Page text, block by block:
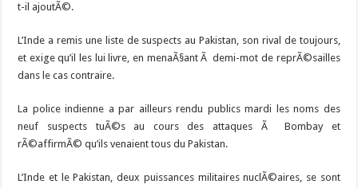
t-il ajoutÃ©.
L’Inde a remis une liste de suspects au Pakistan, son rival de toujours,
et exige qu’il les lui livre, en menaÃ§ant Ã demi-mot de reprÃ©sailles
dans le cas contraire.
La police indienne a par ailleurs rendu publics mardi les noms des
neuf suspects tuÃ©s au cours des attaques Ã Bombay et
rÃ©affirmÃ© qu’ils venaient tous du Pakistan.
L’Inde et le Pakistan, deux puissances militaires nuclÃ©aires, se sont